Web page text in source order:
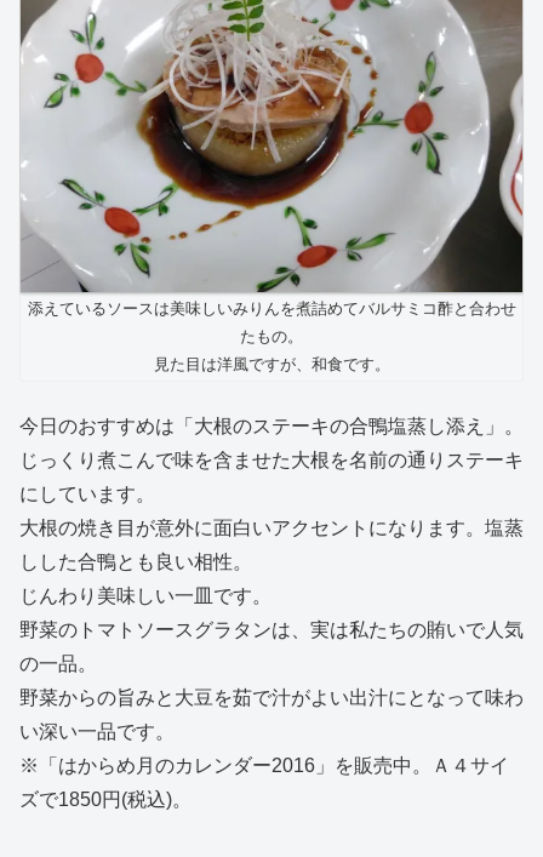
添えているソースは美味しいみりんを煮詰めてバルサミコ酢と合わせ
たもの。
見た目は洋風ですが、和食です。
今日のおすすめは「大根のステーキの合鴨塩蒸し添え」。
じっくり煮こんで味を含ませた大根を名前の通りステーキ
にしています。
大根の焼き目が意外に面白いアクセントになります。塩蒸
しした合鴨とも良い相性。
じんわり美味しい一皿です。
野菜のトマトソースグラタンは、実は私たちの賄いで人気
の一品。
野菜からの旨みと大豆を茹で汁がよい出汁にとなって味わ
い深い一品です。
※「はからめ月のカレンダー2016」を販売中。Ａ４サイ
ズで1850円(税込)。